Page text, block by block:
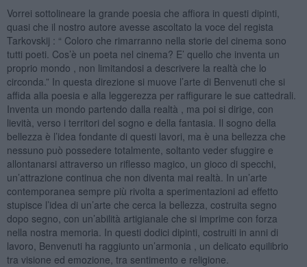
Vorrei sottolineare la grande poesia che affiora in questi dipinti,
quasi che il nostro autore avesse ascoltato la voce del regista
Tarkovskij : “ Coloro che rimarranno nella storie del cinema sono
tutti poeti. Cos’è un poeta nel cinema? E’ quello che inventa un
proprio mondo , non limitandosi a descrivere la realtà che lo
circonda.” In questa direzione si muove l’arte di Benvenuti che si
affida alla poesia e alla leggerezza per raffigurare le sue cattedrali.
Inventa un mondo partendo dalla realtà , ma poi si dirige, con
lievità, verso i territori del sogno e della fantasia. Il sogno della
bellezza è l’idea fondante di questi lavori, ma è una bellezza che
nessuno può possedere totalmente, soltanto veder sfuggire e
allontanarsi attraverso un riflesso magico, un gioco di specchi,
un’attrazione continua che non diventa mai realtà. In un’arte
contemporanea sempre più rivolta a sperimentazioni ad effetto
stupisce l’idea di un’arte che cerca la bellezza, costruita segno
dopo segno, con un’abilità artigianale che si imprime con forza
nella nostra memoria. In questi dodici dipinti, costruiti in anni di
lavoro, Benvenuti ha raggiunto un’armonia , un delicato equilibrio
tra visione ed emozione, tra sentimento e religione.